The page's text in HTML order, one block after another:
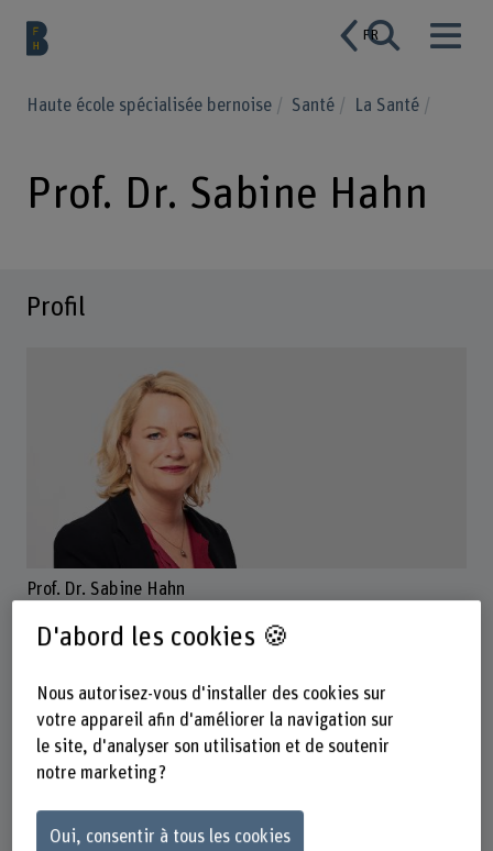
FR
Haute école spécialisée bernoise Santé La Santé
Prof. Dr. Sabine Hahn
Profil
Prof. Dr. Sabine Hahn
+41 31 848 35 08
Afficher l'e-mail
www.bfh.ch/fr/sabine-hahn
D'abord les cookies 🍪
Nous autorisez-vous d'installer des cookies sur
votre appareil afin d'améliorer la navigation sur
le site, d'analyser son utilisation et de soutenir
notre marketing ?
Oui, consentir à tous les cookies